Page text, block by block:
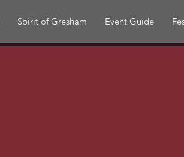
Spirit of Gresham Event Guide